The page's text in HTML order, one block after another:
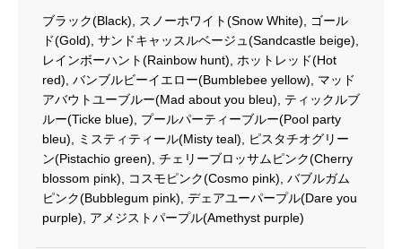
ブラック(Black), スノーホワイト(Snow White), ゴール
ド(Gold), サンドキャッスルベージュ(Sandcastle beige),
レインボーハント(Rainbow hunt), ホットレッド(Hot
red), バンブルビーイエロー(Bumblebee yellow), マッド
アバウトユーブルー(Mad about you bleu), ティックルブ
ルー(Ticke blue), プールパーティーブルー(Pool party
bleu), ミスティティール(Misty teal), ピスタチオグリー
ン(Pistachio green), チェリーブロッサムピンク(Cherry
blossom pink), コスモピンク(Cosmo pink), バブルガム
ピンク(Bubblegum pink), デェアユーパープル(Dare you
purple), アメジストパープル(Amethyst purple)